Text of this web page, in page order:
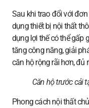
Sau khi trao đổi với
dụng thiết bị nội thất
dụng lợi thế có thể gấp
tăng công năng, giải
căn hộ rộng rãi hơn, đủ
Căn hộ trước cải
Phong cách nội thất